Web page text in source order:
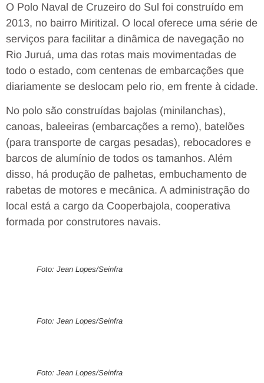
O Polo Naval de Cruzeiro do Sul foi construído em
2013, no bairro Miritizal. O local oferece uma série de
serviços para facilitar a dinâmica de navegação no
Rio Juruá, uma das rotas mais movimentadas de
todo o estado, com centenas de embarcações que
diariamente se deslocam pelo rio, em frente à cidade.
No polo são construídas bajolas (minilanchas),
canoas, baleeiras (embarcações a remo), batelões
(para transporte de cargas pesadas), rebocadores e
barcos de alumínio de todos os tamanhos. Além
disso, há produção de palhetas, embuchamento de
rabetas de motores e mecânica. A administração do
local está a cargo da Cooperbajola, cooperativa
formada por construtores navais.
Foto: Jean Lopes/Seinfra
Foto: Jean Lopes/Seinfra
Foto: Jean Lopes/Seinfra